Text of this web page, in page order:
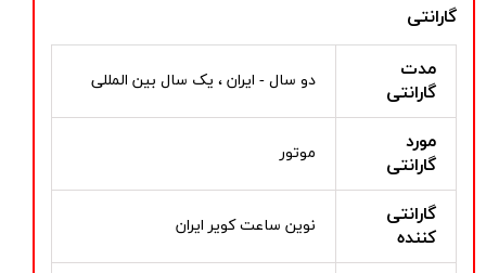
گارانتی
مدت
گارانتی
دو سال - ایران ، یک سال بین المللی
مورد
گارانتی
موتور
گارانتی
کننده
نوین ساعت کویر ایران